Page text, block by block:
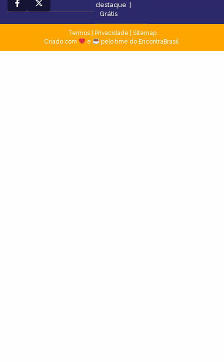
destaque |
Grátis
Termos| Privacidade
Sitemap
Criado com
e pelo time do EncontraBrasil